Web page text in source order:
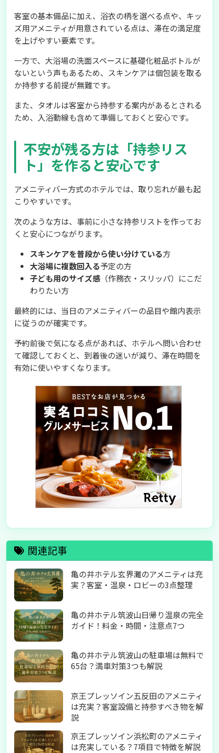
客室の基本備品に加え、浴衣の柄を選べる点や、キッ
ズ用アメニティが用意されている点は、滞在の満足度
を上げやすい要素です。
一方で、大浴場の洗面スペースに基礎化粧品ボトルが
ないという声もあるため、スキンケアは個包装を取る
か持参する前提が無難です。
また、タオルは客室から持参する案内があるとされる
ため、入浴動線も含めて準備しておくと安心です。
不安が残る方は「持参リス
ト」を作ると安心です
アメニティバー方式のホテルでは、取り忘れが最も起
こりやすいです。
次のような方は、事前に小さな持参リストを作ってお
くと安心につながります。
スキンケアを普段から使い分けている方
大浴場に複数回入る予定の方
子ども用のサイズ感 （作務衣・スリッパ）にこだ
わりたい方
最終的には、当日のアメニティバーの品目や館内表示
に従うのが確実です。
予約前後で気になる点があれば、ホテルへ問い合わせ
て確認しておくと、到着後の迷いが減り、滞在時間を
有効に使いやすくなります。
関連記事
亀の井ホテル玄界灘のアメニティは充
実？客室・温泉・ロビーの3点整理
亀の井ホテル筑波山日帰り温泉の完全
ガイド！料金・時間・注意点7つ
亀の井ホテル筑波山の駐車場は無料で
65台？満車対策3つも解説
京王プレッソイン五反田のアメニティ
は充実？客室設備と持参すべき物を解
説
京王プレッソイン浜松町のアメニティ
は充実している？7項目で特徴を解説